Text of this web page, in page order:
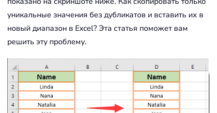
уникальные значения без дубликатов и вставить их в
новый диапазон в Excel? Эта статья поможет вам
решить эту проблему.